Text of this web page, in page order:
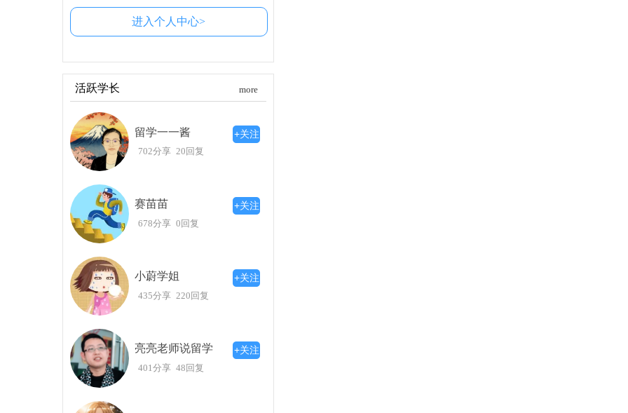
做好准备，迎接挑战
当然，选择东海大学并不意味着一帆风顺。在这里学习，尤其是语言和专业课程的要求，可能会让一些同学
准备还是语言学习，都需要我们提前踏实努力。
总之，东海大学是一所值得考虑的留学选择。它不仅提供了良好的教育环境，还有丰富的文化体验与就业优势
学长相信，只要你认真规划，在这个过程中努力付出，就一定能够在日本找到属于自己的精彩。希望大家能做出
择，让自己的留学生活更加充实！
进入个人中心>
活跃学长 more
留学一一酱 +关注
702分享 20回复
赛苗苗 +关注
678分享 0回复
小蔚学姐 +关注
435分享 220回复
亮亮老师说留学 +关注
401分享 48回复